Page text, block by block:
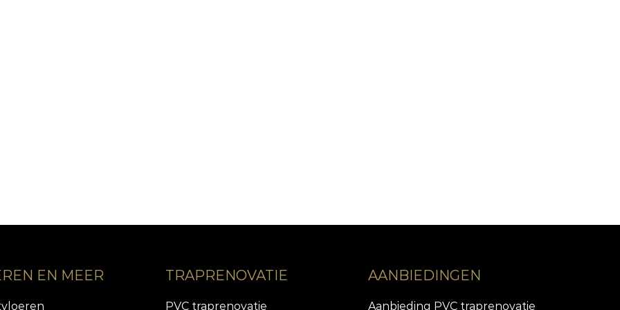
EN MEER TRAPRENOVATIE
PVC traprenovatie
AANBIEDINGEN
Aanbieding PVC traprenovatie